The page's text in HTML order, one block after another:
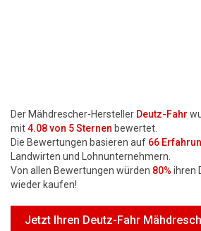
Der Mähdrescher-Hersteller Deutz-Fahr
mit4.08von 5 Sternen bewertet.
Die Bewertungen basieren auf 66
Landwirten und Lohnunternehmern.
Von allen Bewertungen würden 80% ihren
wieder kaufen!
Jetzt Ihren Deutz-Fahr